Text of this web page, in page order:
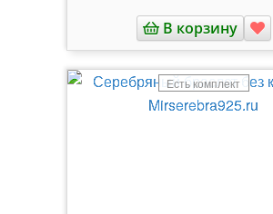
В корзину
Есть комплект